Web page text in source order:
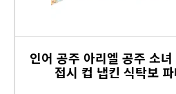
인어 공주 아리엘 공주 소
접시 컵 냅킨 식탁보